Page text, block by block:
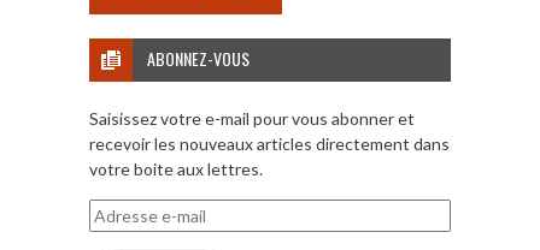
ABONNEZ-VOUS
Saisissez votre e-mail pour vous abonner et
recevoir les nouveaux articles directement dans
votre boite aux lettres.
Adresse
e-